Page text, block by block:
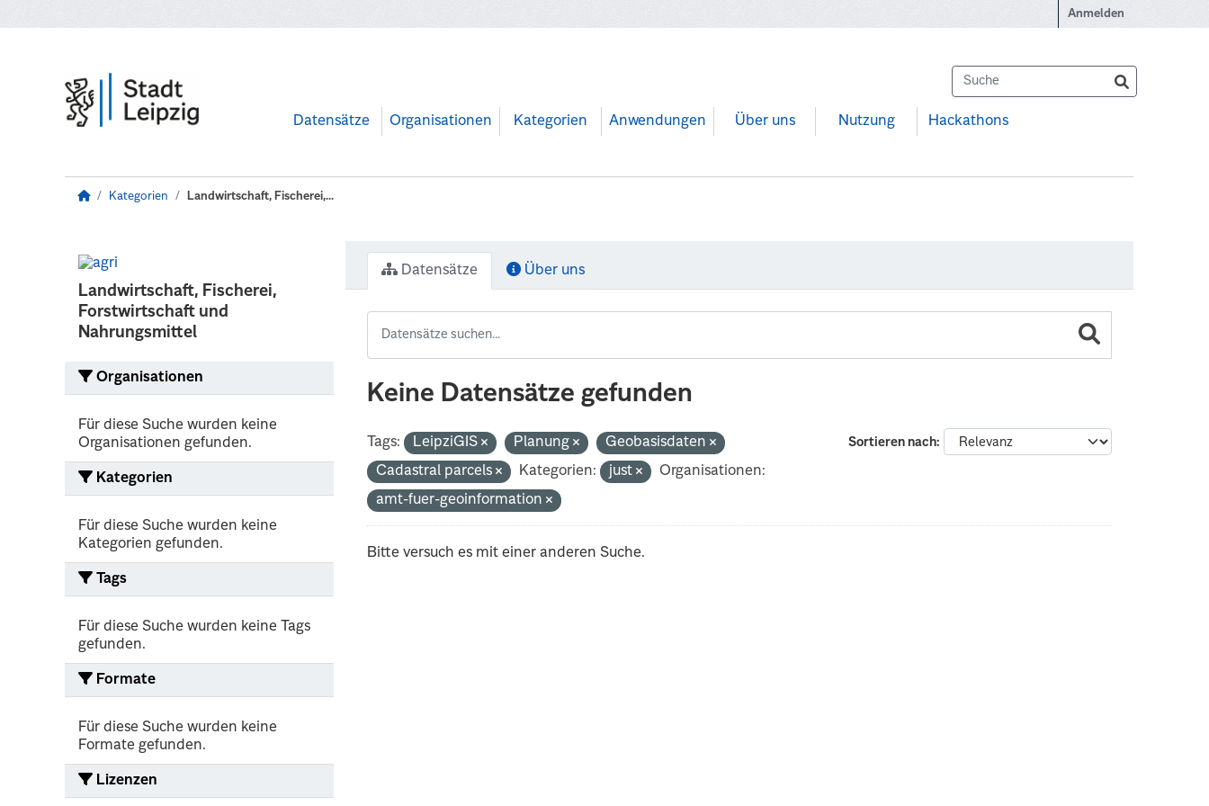
Anmelden
Datensätze Organisationen Kategorien Anwendungen Über uns Nutzung Hackathons
Kategorien Landwirtschaft, Fischerei,...
Landwirtschaft, Fischerei,
Forstwirtschaft und
Nahrungsmittel
Organisationen
Für diese Suche wurden keine
Organisationen gefunden.
Kategorien
Für diese Suche wurden keine
Kategorien gefunden.
Tags
Für diese Suche wurden keine Tags
gefunden.
Formate
Für diese Suche wurden keine
Formate gefunden.
Lizenzen
Datensätze Über uns
Keine Datensätze gefunden
Sortieren nach
Tags: LeipziGIS Planung
Geobasisdaten
Cadastral parcels
Kategorien: just
Organisationen:
amt-fuer-geoinformation
Bitte versuch es mit einer anderen Suche.